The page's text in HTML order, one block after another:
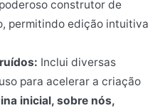
construtor de
permitindo edição intuitiva
Inclui diversas
para acelerar a criação
inicial, sobre nós,